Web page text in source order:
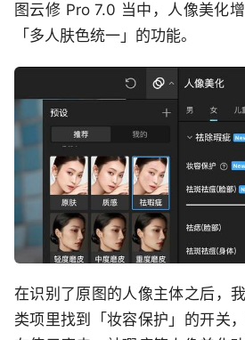
图云修 Pro 7.0 当中，人像美化
「多人肤色统一」的功能。
在识别了原图的人像主体之后，
类项里找到「妆容保护」的开关